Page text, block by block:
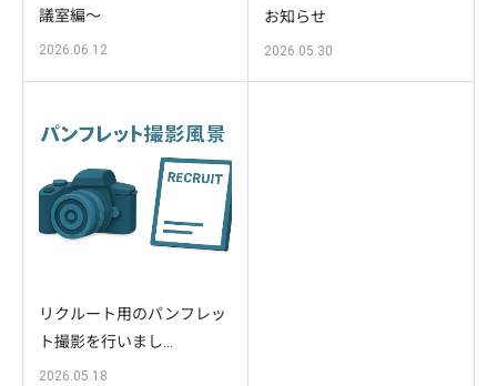
議室編～
2026.06.12
お知らせ
2026.05.30
リクルート用のパンフレッ
ト撮影を行いまし…
2026.05.18